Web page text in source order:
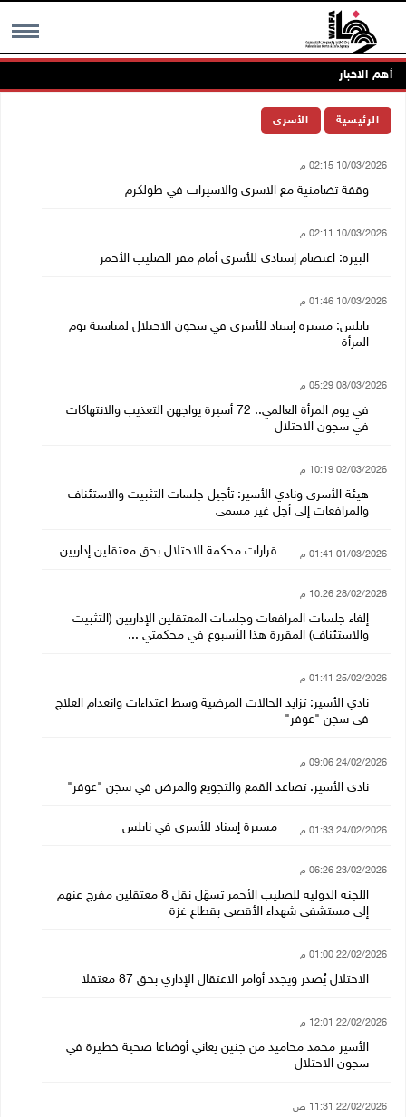
MENU أهم الاخبار
الرئيسية الأسرى
10/03/2026 02:15 م
وقفة تضامنية مع الاسرى والاسيرات في طولكرم
10/03/2026 02:11 م
البيرة: اعتصام إسنادي للأسرى أمام مقر الصليب الأحمر
10/03/2026 01:46 م
نابلس: مسيرة إسناد للأسرى في سجون الاحتلال لمناسبة يوم
المرأة
08/03/2026 05:29 م
في يوم المرأة العالمي.. 72 أسيرة يواجهن التعذيب والانتهاكات
في سجون الاحتلال
02/03/2026 10:19 م
هيئة الأسرى ونادي الأسير: تأجيل جلسات التثبيت والاستئناف
والمرافعات إلى أجل غير مسمى
01/03/2026 01:41 م قرارات محكمة الاحتلال بحق معتقلين إداريين
28/02/2026 10:26 م
إلغاء جلسات المرافعات وجلسات المعتقلين الإداريين (التثبيت
والاستئناف) المقررة هذا الأسبوع في محكمتي ...
25/02/2026 01:41 م
نادي الأسير: تزايد الحالات المرضية وسط اعتداءات وانعدام العلاج
في سجن "عوفر"
24/02/2026 09:06 م
نادي الأسير: تصاعد القمع والتجويع والمرض في سجن "عوفر"
24/02/2026 01:33 م مسيرة إسناد للأسرى في نابلس
23/02/2026 06:26 م
اللجنة الدولية للصليب الأحمر تسهّل نقل 8 معتقلين مفرج عنهم
إلى مستشفى شهداء الأقصى بقطاع غزة
22/02/2026 01:00 م
الاحتلال يُصدر ويجدد أوامر الاعتقال الإداري بحق 87 معتقلا
22/02/2026 12:01 م
الأسير محمد محاميد من جنين يعاني أوضاعا صحية خطيرة في
سجون الاحتلال
22/02/2026 11:31 ص